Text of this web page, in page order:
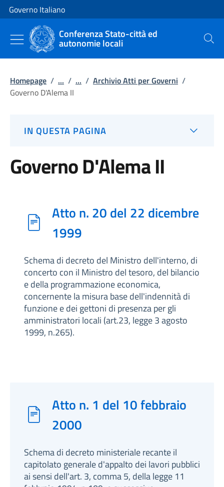
Vai al contenuto
Vai alla navigazione del sito
Governo Italiano
Conferenza Stato-città ed
autonomie locali Cerca
Homepage / ... / ... / Archivio Atti per Governi /
Governo D'Alema II
IN QUESTA PAGINA
Governo D'Alema II
Atto n. 20 del 22 dicembre
1999
Schema di decreto del Ministro dell'interno, di
concerto con il Ministro del tesoro, del bilancio
e della programmazione economica,
concernente la misura base dell'indennità di
funzione e dei gettoni di presenza per gli
amministratori locali (art.23, legge 3 agosto
1999, n.265).
Atto n. 1 del 10 febbraio
2000
Schema di decreto ministeriale recante il
capitolato generale d'appalto dei lavori pubblici
ai sensi dell'art. 3, comma 5, della legge 11